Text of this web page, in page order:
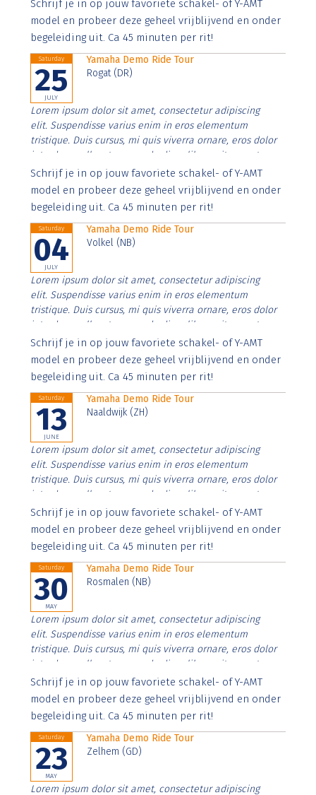
imperdiet. Nunc ut sem vitae risus tristique posuere.
Schrijf je in op jouw favoriete schakel- of Y-AMT
model en probeer deze geheel vrijblijvend en onder
begeleiding uit. Ca 45 minuten per rit!
Saturday
25
JULY
Yamaha Demo Ride Tour
Rogat (DR)
Lorem ipsum dolor sit amet, consectetur adipiscing
elit. Suspendisse varius enim in eros elementum
tristique. Duis cursus, mi quis viverra ornare, eros dolor
interdum nulla, ut commodo diam libero vitae erat.
Aenean faucibus nibh et justo cursus id rutrum lorem
imperdiet. Nunc ut sem vitae risus tristique posuere.
Schrijf je in op jouw favoriete schakel- of Y-AMT
model en probeer deze geheel vrijblijvend en onder
begeleiding uit. Ca 45 minuten per rit!
Saturday
04
JULY
Yamaha Demo Ride Tour
Volkel (NB)
Lorem ipsum dolor sit amet, consectetur adipiscing
elit. Suspendisse varius enim in eros elementum
tristique. Duis cursus, mi quis viverra ornare, eros dolor
interdum nulla, ut commodo diam libero vitae erat.
Aenean faucibus nibh et justo cursus id rutrum lorem
imperdiet. Nunc ut sem vitae risus tristique posuere.
Schrijf je in op jouw favoriete schakel- of Y-AMT
model en probeer deze geheel vrijblijvend en onder
begeleiding uit. Ca 45 minuten per rit!
Saturday
13
JUNE
Yamaha Demo Ride Tour
Naaldwijk (ZH)
Lorem ipsum dolor sit amet, consectetur adipiscing
elit. Suspendisse varius enim in eros elementum
tristique. Duis cursus, mi quis viverra ornare, eros dolor
interdum nulla, ut commodo diam libero vitae erat.
Aenean faucibus nibh et justo cursus id rutrum lorem
imperdiet. Nunc ut sem vitae risus tristique posuere.
Schrijf je in op jouw favoriete schakel- of Y-AMT
model en probeer deze geheel vrijblijvend en onder
begeleiding uit. Ca 45 minuten per rit!
Saturday
30
MAY
Yamaha Demo Ride Tour
Rosmalen (NB)
Lorem ipsum dolor sit amet, consectetur adipiscing
elit. Suspendisse varius enim in eros elementum
tristique. Duis cursus, mi quis viverra ornare, eros dolor
interdum nulla, ut commodo diam libero vitae erat.
Aenean faucibus nibh et justo cursus id rutrum lorem
imperdiet. Nunc ut sem vitae risus tristique posuere.
Schrijf je in op jouw favoriete schakel- of Y-AMT
model en probeer deze geheel vrijblijvend en onder
begeleiding uit. Ca 45 minuten per rit!
Saturday
23
MAY
Yamaha Demo Ride Tour
Zelhem (GD)
Lorem ipsum dolor sit amet, consectetur adipiscing